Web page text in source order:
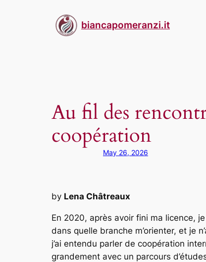
biancapomeranzi.it
Au fil des
coopération
May 26, 2026
by Lena Châtreaux
En 2020, après avoir fini ma licence,
dans quelle branche m’orienter, et je
j’ai entendu parler de coopération
grandement avec un parcours